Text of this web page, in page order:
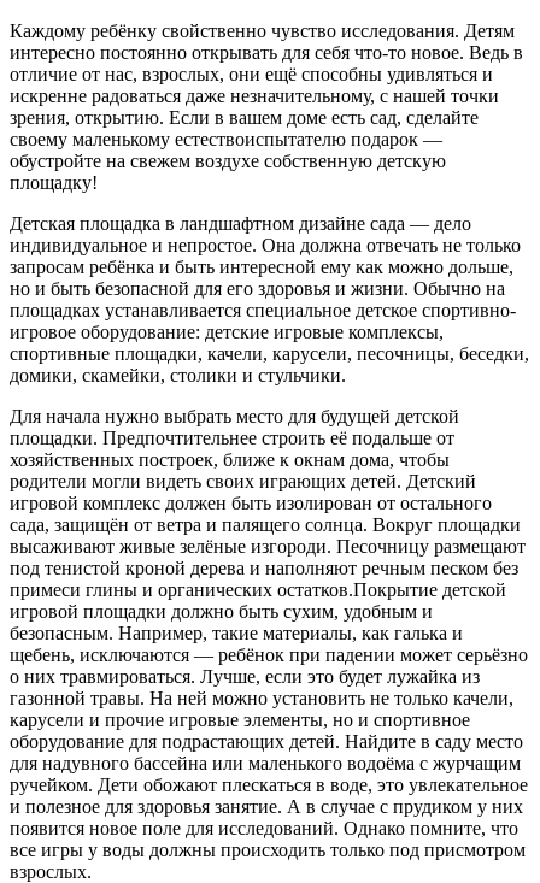
Каждому ребёнку свойственно чувство исследования. Детям
интересно постоянно открывать для себя что-то новое. Ведь в
отличие от нас, взрослых, они ещё способны удивляться и
искренне радоваться даже незначительному, с нашей точки
зрения, открытию. Если в вашем доме есть сад, сделайте
своему маленькому естествоиспытателю подарок —
обустройте на свежем воздухе собственную детскую
площадку!
Детская площадка в ландшафтном дизайне сада — дело
индивидуальное и непростое. Она должна отвечать не только
запросам ребёнка и быть интересной ему как можно дольше,
но и быть безопасной для его здоровья и жизни. Обычно на
площадках устанавливается специальное детское спортивно-
игровое оборудование: детские игровые комплексы,
спортивные площадки, качели, карусели, песочницы, беседки,
домики, скамейки, столики и стульчики.
Для начала нужно выбрать место для будущей детской
площадки. Предпочтительнее строить её подальше от
хозяйственных построек, ближе к окнам дома, чтобы
родители могли видеть своих играющих детей. Детский
игровой комплекс должен быть изолирован от остального
сада, защищён от ветра и палящего солнца. Вокруг площадки
высаживают живые зелёные изгороди. Песочницу размещают
под тенистой кроной дерева и наполняют речным песком без
примеси глины и органических остатков.Покрытие детской
игровой площадки должно быть сухим, удобным и
безопасным. Например, такие материалы, как галька и
щебень, исключаются — ребёнок при падении может серьёзно
о них травмироваться. Лучше, если это будет лужайка из
газонной травы. На ней можно установить не только качели,
карусели и прочие игровые элементы, но и спортивное
оборудование для подрастающих детей. Найдите в саду место
для надувного бассейна или маленького водоёма с журчащим
ручейком. Дети обожают плескаться в воде, это увлекательное
и полезное для здоровья занятие. А в случае с прудиком у них
появится новое поле для исследований. Однако помните, что
все игры у воды должны происходить только под присмотром
взрослых.